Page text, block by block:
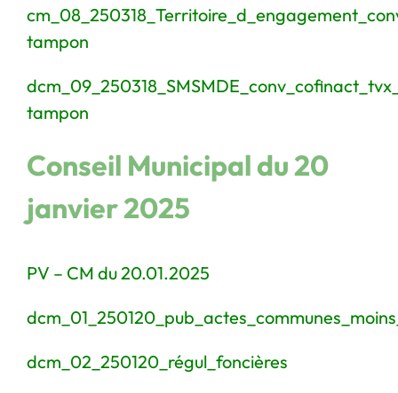
tampon
tampon
Conseil Municipal du 20
janvier 2025
PV – CM du 20.01.2025
dcm_02_250120_régul_foncières